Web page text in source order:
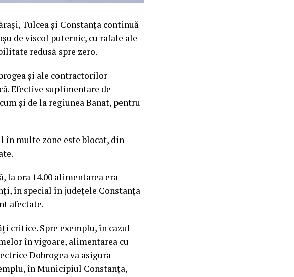
Tulcea și Constanța continuă
de viscol puternic, cu rafale ale
redusă spre zero.
și ale contractorilor
Efective suplimentare de
și de la regiunea Banat, pentru
în multe zone este blocat, din
la ora 14.00 alimentarea era
în special în județele Constanța
afectate.
critice. Spre exemplu, în cazul
în vigoare, alimentarea cu
Dobrogea va asigura
în Municipiul Constanța,